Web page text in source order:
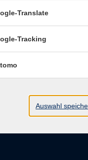
vhs
93073
info@vhs-
Tel: 09401
Translate
Tracking
Auswahl